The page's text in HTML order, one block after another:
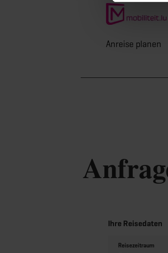
Anreise planen
Ihre Reisedaten
Reisezeitraum